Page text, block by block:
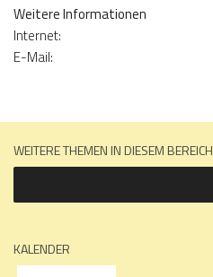
Weitere Informationen
Internet:
E-Mail:
WEITERE THEMEN IN DIESEM BEREICH
KALENDER